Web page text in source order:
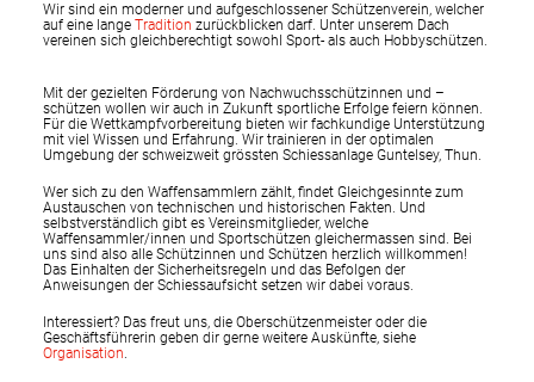
Wir sind ein moderner und aufgeschlossener Schützenverein, welcher
auf eine lange Tradition zurückblicken darf. Unter unserem Dach
vereinen sich gleichberechtigt sowohl Sport- als auch Hobbyschützen.
Mit der gezielten Förderung von Nachwuchsschützinnen und –
schützen wollen wir auch in Zukunft sportliche Erfolge feiern können.
Für die Wettkampfvorbereitung bieten wir fachkundige Unterstützung
mit viel Wissen und Erfahrung. Wir trainieren in der optimalen
Umgebung der schweizweit grössten Schiessanlage Guntelsey, Thun.
Wer sich zu den Waffensammlern zählt, findet Gleichgesinnte zum
Austauschen von technischen und historischen Fakten. Und
selbstverständlich gibt es Vereinsmitglieder, welche
Waffensammler/innen und Sportschützen gleichermassen sind. Bei
uns sind also alle Schützinnen und Schützen herzlich willkommen!
Das Einhalten der Sicherheitsregeln und das Befolgen der
Anweisungen der Schiessaufsicht setzen wir dabei voraus.
Interessiert? Das freut uns, die Oberschützenmeister oder die
Geschäftsführerin geben dir gerne weitere Auskünfte, siehe
Organisation.